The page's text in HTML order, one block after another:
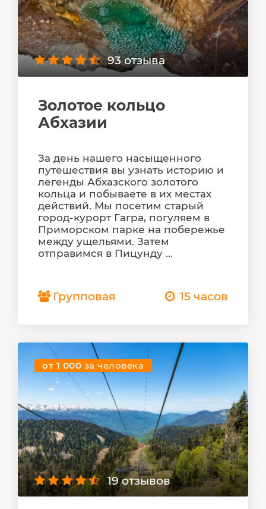
93 отзыва
Золотое кольцо
Абхазии
За день нашего насыщенного
путешествия вы узнать историю и
легенды Абхазского золотого
кольца и побываете в их местах
действий. Мы посетим старый
город-курорт Гагра, погуляем в
Приморском парке на побережье
между ущельями. Затем
отправимся в Пицунду ...
Групповая 15 часов
от 1 000 за человека
19 отзывов